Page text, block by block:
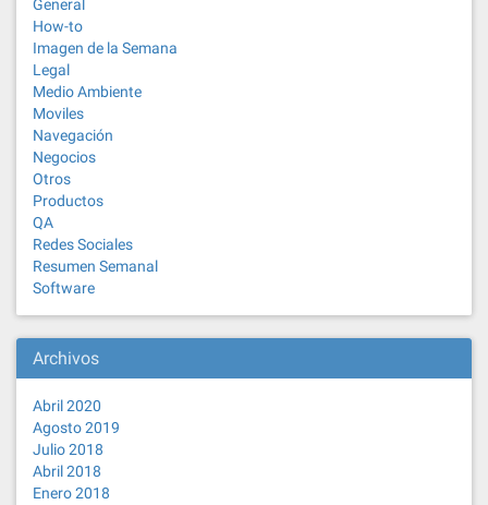
General
How-to
Imagen de la Semana
Legal
Medio Ambiente
Moviles
Navegación
Negocios
Otros
Productos
QA
Redes Sociales
Resumen Semanal
Software
Archivos
Abril 2020
Agosto 2019
Julio 2018
Abril 2018
Enero 2018